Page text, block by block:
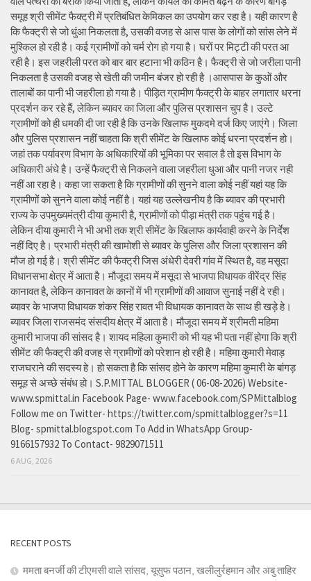
समूह श्री सीमेंट फैक्ट्री में प्रतिबंधित केमिकल का उपयोग कर रहा है। यही कारण है
कि फैक्ट्री से जो धुंआ निकलता है, उसकी वजह से आस पास के लोगों को सांस लेने में
मुश्किल हो रही है। कई ग्रामीणों को चर्म रोग हो गया है। घरों पर मिट्टी की परत आ
रही है। इस जहरीली परत को बार बार हटाना भी कठिन है। फैक्ट्री से जो जरीला पानी
निकलता है उसकी वजह से खेती की जमीन बंजर हो रही है ।आसपास के कुओं और
तालाबों का पानी भी जहरीला हो गया है। पीड़ित ग्रामीण फैक्ट्री के बाहर लगातार धरना
प्रदर्शन कर रहे हैं, लेकिन ब्यावर का जिला और पुलिस प्रशासन चुप है। उल्टे
ग्रामीणों को ही धमकी दी जा रही है कि उनके खिलाफ मुकदमे दर्ज किए जाएंगे। जिला
और पुलिस प्रशासन नहीं चाहता कि श्री सीमेंट के खिलाफ कोई धरना प्रदर्शन हो।
जहां तक पर्यावरण विभाग के अधिकारियों की भूमिका पर सवाल है तो इस विभाग के
अधिकारी अंधे है। उन्हें फैक्ट्री से निकलने वाला जहरीला धुआ और पानी नजर नही
नहीं आ रहा है। कहा जा सकता है कि ग्रामीणों की सुनने वाला कोई नहीं यहां यह कि
ग्रामीणों को सुनने वाला कोई नहीं है। यहां यह उल्लेखनीय है कि ब्यावर की प्रभारी
राज्य के उपमुख्यमंत्री दीया कुमारी है, ग्रामीणों को पीड़ा मंत्री तक पहुंच गई है।
लेकिन दीया कुमारी ने भी अभी तक श्री सीमेंट के खिलाफ कार्यवाही करने के निर्देश
नहीं दिए है। प्रभारी मंत्री की खामोशी से ब्यावर के पुलिस और जिला प्रशासन की
मौज हो गई है। श्री सीमेंट की फैक्ट्री जिस अंधेरी देवरी गांव में स्थित है, वह मसूदा
विधानसभा क्षेत्र में आता है। मौजूदा समय में मसूदा से भाजपा विधायक वीरेंद्र सिंह
कानावत है, लेकिन कानावत के कानों में भी ग्रामीणों की आवाज सुनाई नहीं दे रही।
ब्यावर के भाजपा विधायक शंकर सिंह रावत भी विधायक कानावत के साथ ही खड़े हे।
ब्यावर जिला राजसमंद संसदीय क्षेत्र में आता है। मौजूदा समय में श्रीमती महिमा
कुमारी भाजपा की सांसद है। शायद महिला कुमारी को भी यह भी पता नहीं होगा कि श्री
सीमेंट की फैक्ट्री की वजह से ग्रामीणों को परेशान हो रही है। महिमा कुमारी मेवाड़
राजघराने की सदस्य हे। हो सकता है कि सांसद होने के कारण महिमा कुमारी के बांगड़
समूह से अच्छे संबंध हो। S.P.MITTAL BLOGGER ( 06-08-2026) Website-
www.spmittal.in Facebook Page- www.facebook.com/SPMittalblog
Follow me on Twitter- https://twitter.com/spmittalblogger?s=11
Blog- spmittal.blogspot.com To Add in WhatsApp Group-
9166157932 To Contact- 9829071511
6 AUG, 2026
RECENT POSTS
ममता बनर्जी की टीएमसी वाले सांसद, यूसुफ पठान, खलीलुर्रहमान और अबु ताहिर